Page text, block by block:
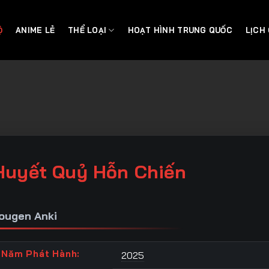
ANIME LẺ THỂ LOẠI HOẠT HÌNH TRUNG QUỐC LỊCH
Quỷ Hỗn Chiến
Anki
Năm Phát Hành: 2025